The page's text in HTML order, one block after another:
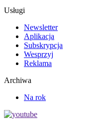
Usługi
Newsletter
Aplikacja
Subskrypcja
Wesprzyj
Reklama
Archiwa
Na rok